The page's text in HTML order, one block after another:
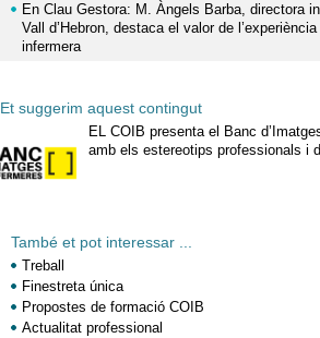
En Clau Gestora: M. Àngels Barba, directora
Vall d’Hebron, destaca el valor de
infermera
Et suggerim aquest contingut
EL COIB presenta el Banc
amb els estereotips professionals i
També et pot interessar ...
Treball
Finestreta única
Propostes de formació COIB
Actualitat professional